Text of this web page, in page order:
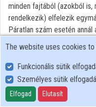
minden fajtából (azokból
rendelkezik) elfelezik
Páratlan szám esetén
amelyiknél eredetileg is
ennek megfelelően
soronként kiírja a fajták
rátóti példányszámot,
programhoz a videóban
feladat szövegében
The website uses cookies
Funkcionális sütik
Személyes sütik
Elfogad Elutasít